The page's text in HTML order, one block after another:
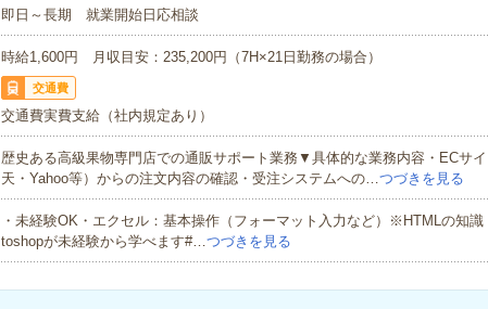
即日～長期 就業開始日応相談
時給1,600円 月収目安：235,200円（7H×21日勤務の場合）
交通費
交通費実費支給（社内規定あり）
歴史ある高級果物専門店での通販サポート業務▼具体的な業務内容・ECサ
天・Yahoo等）からの注文内容の確認・受注システムへの…つづきを見る
・未経験OK・エクセル：基本操作（フォーマット入力など）※HTMLの知
toshopが未経験から学べます#…つづきを見る